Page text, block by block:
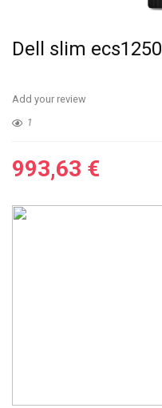
Dell slim ecs1250
Add your review
1
993,63 €